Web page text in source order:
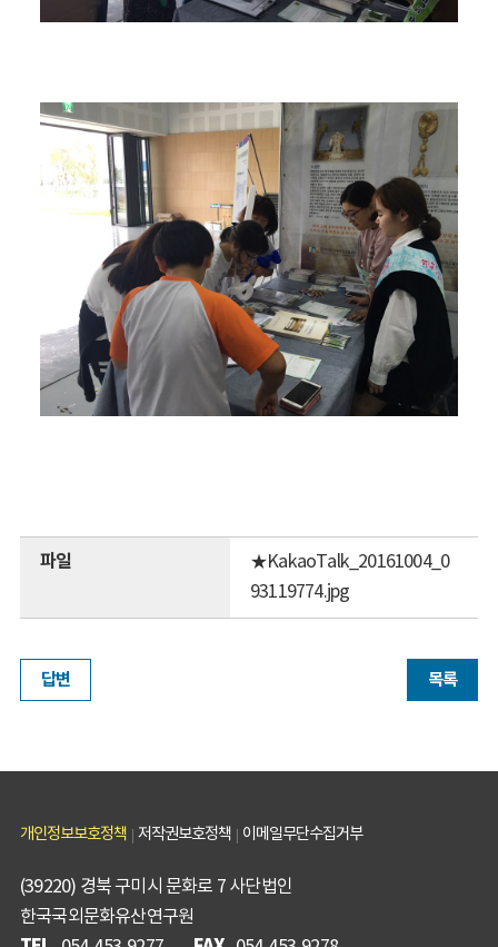
파일
★KakaoTalk_20161004_0
93119774.jpg
답변 목록
개인정보보호정책 저작권보호정책 이메일무단수집거부
(39220) 경북 구미시 문화로 7 사단법인
한국국외문화유산연구원